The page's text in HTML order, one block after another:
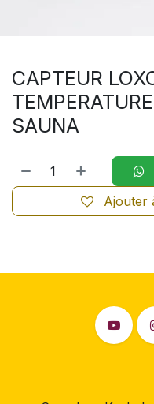
CAPTEUR
SAUNA
Ajouter